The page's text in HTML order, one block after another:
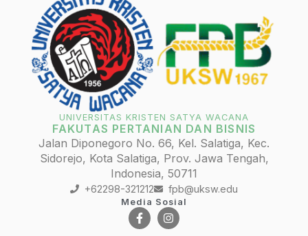
UNIVERSITAS KRISTEN SATYA WACANA
FAKUTAS PERTANIAN DAN BISNIS
Jalan Diponegoro No. 66, Kel. Salatiga, Kec.
Sidorejo, Kota Salatiga, Prov. Jawa Tengah,
Indonesia, 50711
+62298-321212 fpb@uksw.edu
Media Sosial